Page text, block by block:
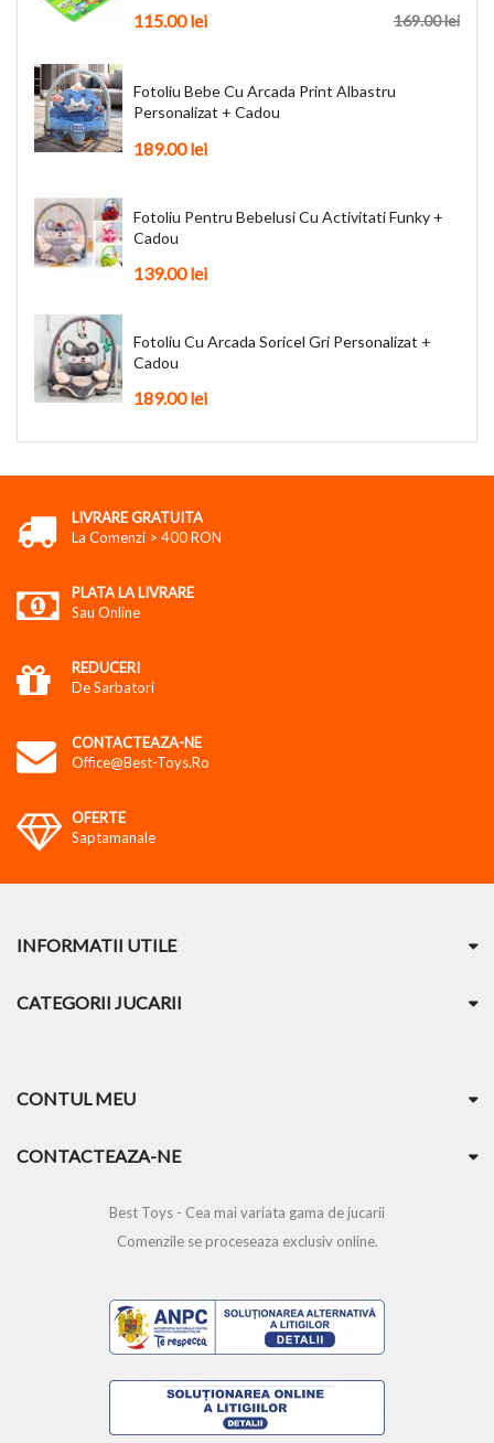
169.00 lei
115.00 lei
Fotoliu Bebe Cu Arcada Print Albastru
Personalizat + Cadou
189.00 lei
Fotoliu Pentru Bebelusi Cu Activitati Funky +
Cadou
139.00 lei
Fotoliu Cu Arcada Soricel Gri Personalizat +
Cadou
189.00 lei
LIVRARE GRATUITA
La Comenzi > 400 RON
PLATA LA LIVRARE
Sau Online
REDUCERI
De Sarbatori
CONTACTEAZA-NE
Office@best-Toys.ro
OFERTE
Saptamanale
INFORMATII UTILE
CATEGORII JUCARII
CONTUL MEU
CONTACTEAZA-NE
Best Toys - Cea mai variata gama de jucarii
Comenzile se proceseaza exclusiv online.